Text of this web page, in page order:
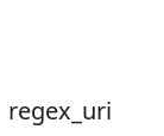
regex_uri